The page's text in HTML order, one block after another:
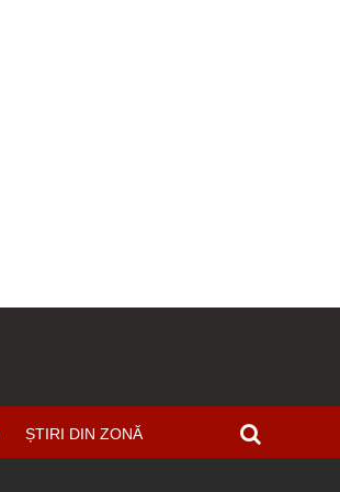
ȘTIRI DIN ZONĂ